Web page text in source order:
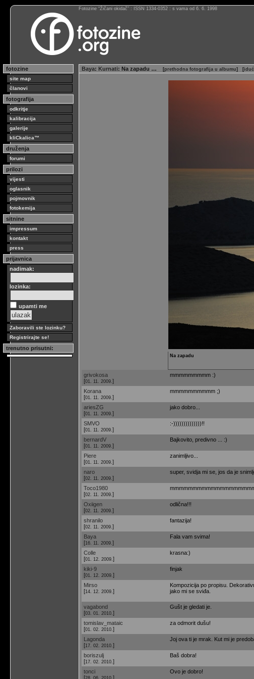
Fotozine “Žičani okidač” : ISSN 1334-0352 : s vama od 6. 6. 1998
fotozine
site map
članovi
fotografija
odkritje
kalibracija
galerije
kliCkalica™
druženja
forumi
prilozi
vijesti
oglasnik
pojmovnik
fotokemija
sitnine
impressum
kontakt
press
prijavnica
nadimak:
lozinka:
upamti me
Zaboravili ste lozinku?
Registrirajte se!
trenutno prisutni:
Baya: Kurnati: Na zapadu … [prethodna fotografija u albumu] [
Na zapadu
grivokosa
[01. 11. 2009. ]
mmmmmmmmm :)
Korana
[01. 11. 2009. ]
mmmmmmmmmm ;)
ariesZG
[01. 11. 2009. ]
jako dobro...
SMVO
[01. 11. 2009. ]
:-))))))))))))))!!
bernardV
[01. 11. 2009. ]
Bajkovito, predivno ... :)
Piere
[01. 11. 2009. ]
zanimljivo...
naro
[02. 11. 2009. ]
super, svidja mi se, jos da je
Toco1980
[02. 11. 2009. ]
Oxiigen
[02. 11. 2009. ]
odlična!!!
shranilo
[02. 11. 2009. ]
fantazija!
Baya
[16. 11. 2009. ]
Fala vam svima!
Colle
[01. 12. 2009. ]
krasna:)
kiki-9
[01. 12. 2009. ]
finjak
Mirso
[14. 12. 2009. ]
Kompozicija po propisu.
jako mi se sviđa.
vagabond
[03. 01. 2010. ]
Gušt je gledati je.
tomislav_mataic
[01. 02. 2010. ]
za odmorit dušu!
Lagonda
[17. 02. 2010. ]
Joj ova ti je mrak. Kut mi je
boriszulj
[17. 02. 2010. ]
Baš dobra!
tonci
[28. 06. 2010. ]
Ovo je dobro!